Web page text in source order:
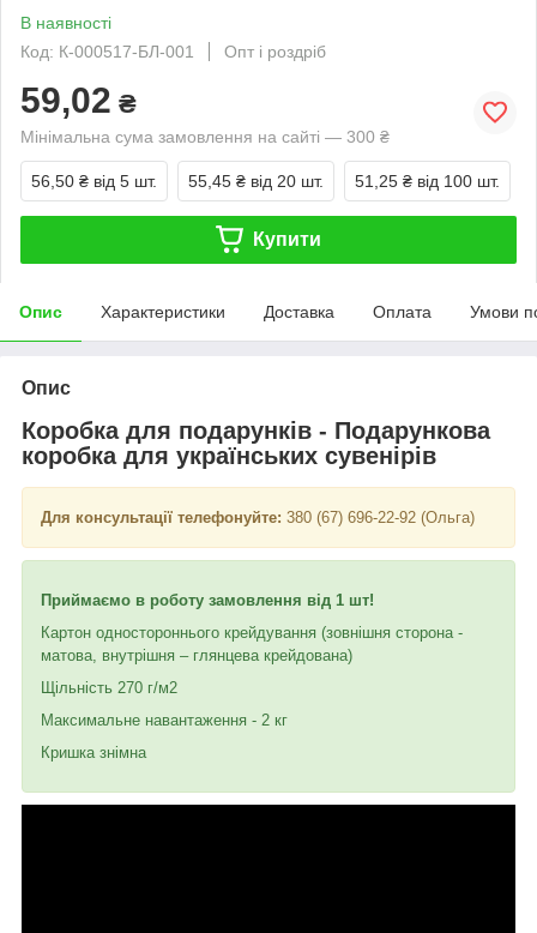
В наявності
Код: К-000517-БЛ-001
Опт і роздріб
59,02 ₴
Мінімальна сума замовлення на сайті — 300 ₴
56,50 ₴ від 5 шт. 55,45 ₴ від 20 шт. 51,25 ₴ від 100 шт.
Купити
Опис Характеристики Доставка Оплата Умови
Опис
Коробка для подарунків - Подарункова
коробка для українських сувенірів
Для консультації телефонуйте: 380 (67) 696-22-92 (Ольга)
Приймаємо в роботу замовлення від 1 шт!
Картон одностороннього крейдування (зовнішня сторона -
матова, внутрішня – глянцева крейдована)
Щільність 270 г/м2
Максимальне навантаження - 2 кг
Кришка знімна